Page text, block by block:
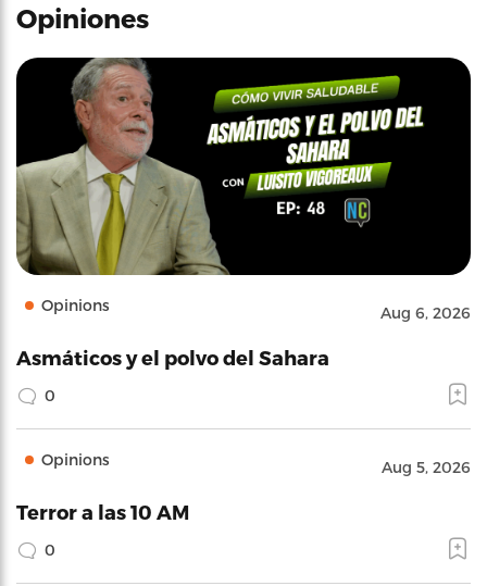
Opiniones
Opinions Aug 6, 2026
Asmáticos y el polvo del Sahara
0
Opinions Aug 5, 2026
Terror a las 10 AM
0